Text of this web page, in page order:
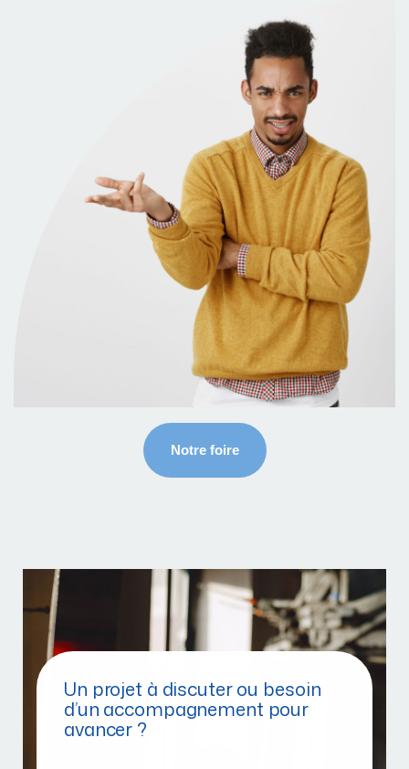
Un projet à discuter ou besoin
d’un accompagnement pour
avancer ?